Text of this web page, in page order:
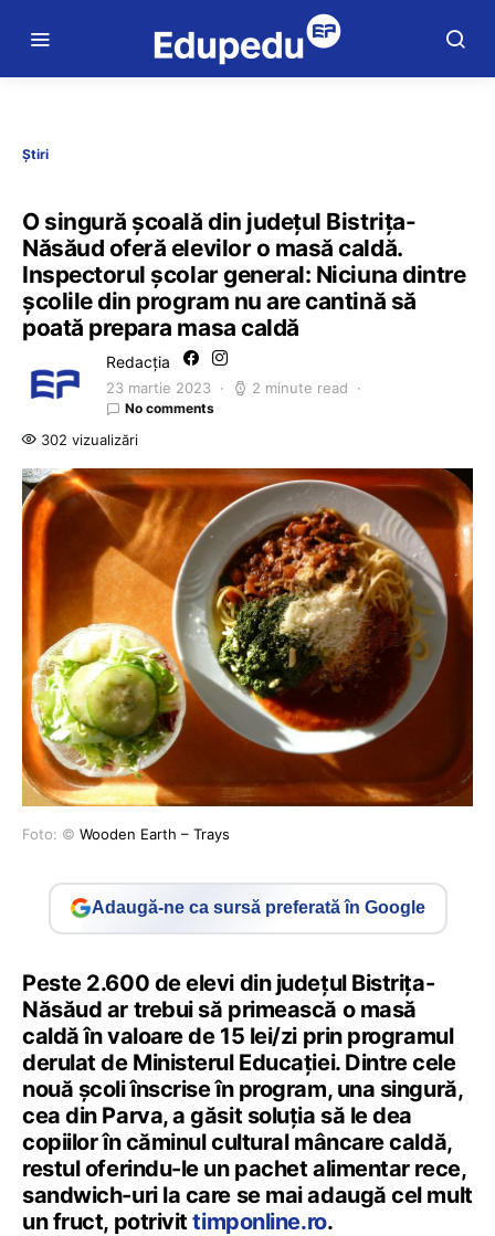
Știri
O singură școală din județul Bistrița-
Năsăud oferă elevilor o masă caldă.
Inspectorul școlar general: Niciuna dintre
școlile din program nu are cantină să
poată prepara masa caldă
Redacția
23 martie 2023 2 minute read
No comments
302 vizualizări
Foto: © Wooden Earth – Trays
Adaugă-ne ca sursă preferată în Google
Peste 2.600 de elevi din județul Bistrița-
Năsăud ar trebui să primească o masă
caldă în valoare de 15 lei/zi prin programul
derulat de Ministerul Educației. Dintre cele
nouă școli înscrise în program, una singură,
cea din Parva, a găsit soluția să le dea
copiilor în căminul cultural mâncare caldă,
restul oferindu-le un pachet alimentar rece,
sandwich-uri la care se mai adaugă cel mult
un fruct, potrivittimponline.ro.